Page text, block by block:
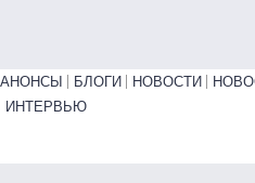
Primary links bottom
АНОНСЫ БЛОГИ НОВОСТИ
ИНТЕРВЬЮ